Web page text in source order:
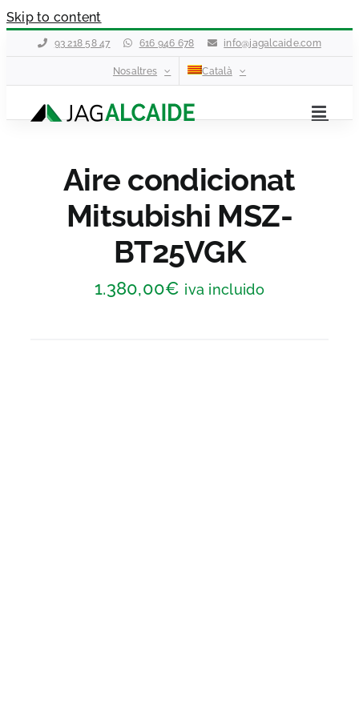
Skip to content
93 218 58 47 616 946 678 info@jagalcaide.com
Nosaltres Català
Aire condicionat
Mitsubishi MSZ-
BT25VGK
1.380,00€ iva incluido